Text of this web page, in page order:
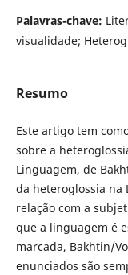
Palavras-chave:
visualidade;
Resumo
Este artigo tem
sobre a
Linguagem, de
da heteroglossia na
relação com a
que a linguagem é
marcada, Bakhtin/
enunciados são